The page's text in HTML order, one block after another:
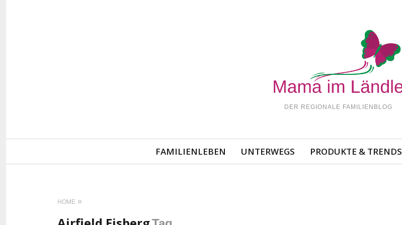
DER REGIONALE FAMILIENBLOG
Navigation
FAMILIENLEBEN UNTERWEGS PRODUKTE & TRENDS
HOME